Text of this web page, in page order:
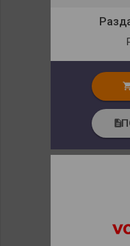
description